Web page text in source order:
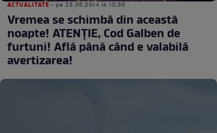
ACTUALITATE • pe 23.06.2014 la 13:36
Vremea se schimbă din această
noapte! ATENŢIE, Cod Galben de
furtuni! Află până când e valabilă
avertizarea!